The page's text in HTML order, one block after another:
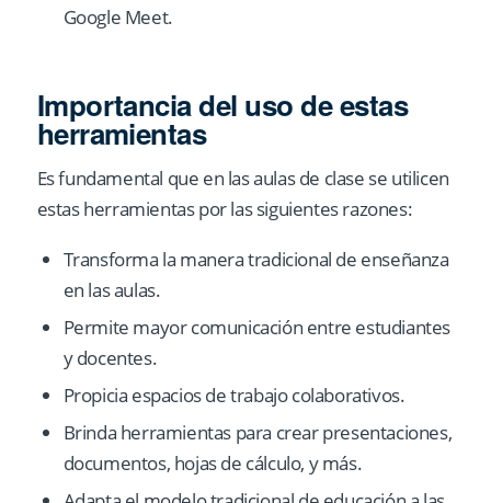
Google Meet.
Importancia del uso de estas
herramientas
Es fundamental que en las aulas de clase se utilicen
estas herramientas por las siguientes razones:
Transforma la manera tradicional de enseñanza
en las aulas.
Permite mayor comunicación entre estudiantes
y docentes.
Propicia espacios de trabajo colaborativos.
Brinda herramientas para crear presentaciones,
documentos, hojas de cálculo, y más.